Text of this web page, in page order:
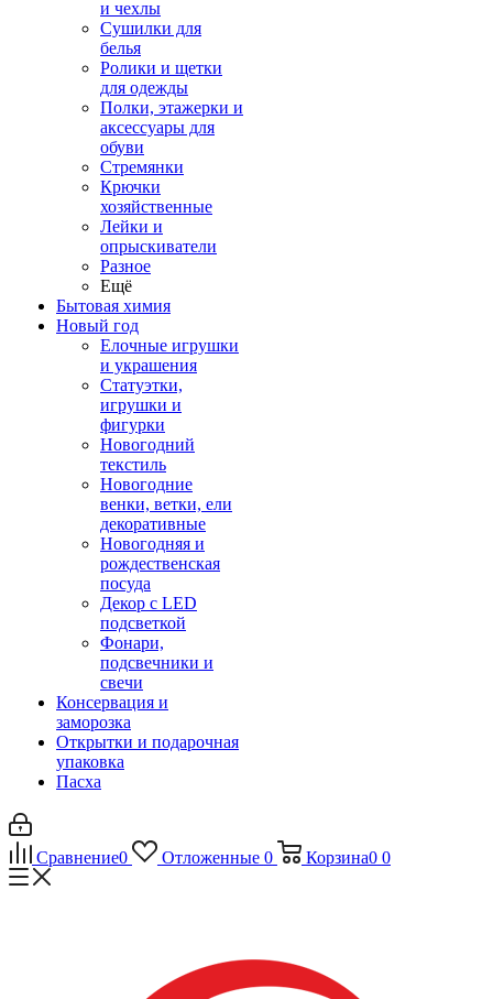
и чехлы
Сушилки для
белья
Ролики и щетки
для одежды
Полки, этажерки и
аксессуары для
обуви
Стремянки
Крючки
хозяйственные
Лейки и
опрыскиватели
Разное
Ещё
Бытовая химия
Новый год
Елочные игрушки
и украшения
Статуэтки,
игрушки и
фигурки
Новогодний
текстиль
Новогодние
венки, ветки, ели
декоративные
Новогодняя и
рождественская
посуда
Декор с LED
подсветкой
Фонари,
подсвечники и
свечи
Консервация и
заморозка
Открытки и подарочная
упаковка
Пасха
Сравнение0 Отложенные 0 Корзина0 0